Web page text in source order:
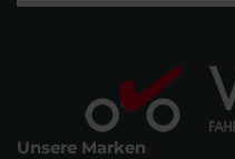
Unsere Marken